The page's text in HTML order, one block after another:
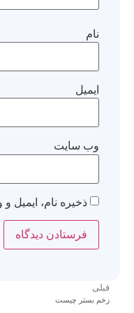
نام
ایمیل
وب‌ سایت
ذخیره نام، ایمیل
قبلی
زخم بستر چیست